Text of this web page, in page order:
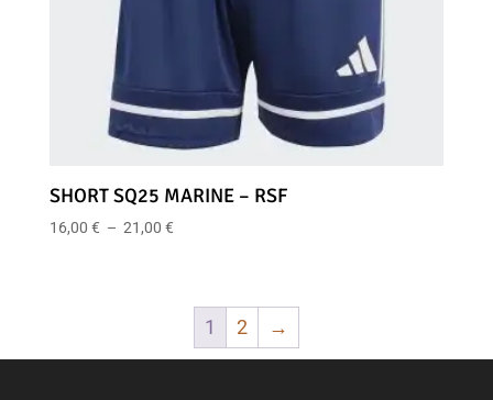
SHORT SQ25 MARINE – RSF
16,00 € – 21,00 €Plage
21,00 €
1 2 →